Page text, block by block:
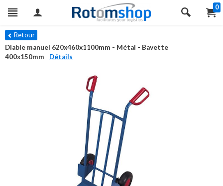
0
Retour
Diable manuel 620x460x1100mm - Métal - Bavette
400x150mm
Détails